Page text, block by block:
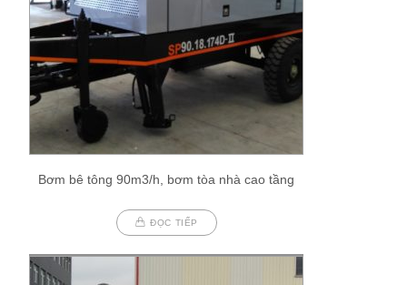
Bơm bê tông 90m3/h, bơm tòa nhà cao tầng
ĐỌC TIẾP